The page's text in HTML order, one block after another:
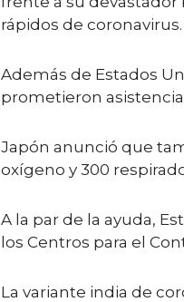
rápidos de coronavirus.
Además de Estados
prometieron
Japón anunció que
oxígeno y 300
A la par de la ayuda,
los Centros para el
La variante india de